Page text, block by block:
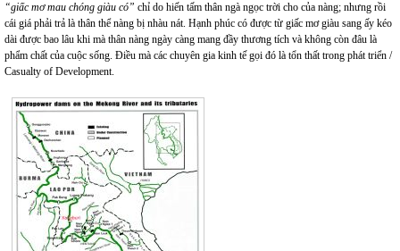
“giấc mơ mau chóng giàu có” chỉ do hiến tấm thân ngà ngọc trời cho của nàng; nhưng rồi
cái giá phải trả là thân thể nàng bị nhàu nát. Hạnh phúc có được từ giấc mơ giàu sang ấy kéo
dài được bao lâu khi mà thân nàng ngày càng mang đầy thương tích và không còn đâu là
phẩm chất của cuộc sống. Điều mà các chuyên gia kinh tế gọi đó là tổn thất trong phát triển /
Casualty of Development.